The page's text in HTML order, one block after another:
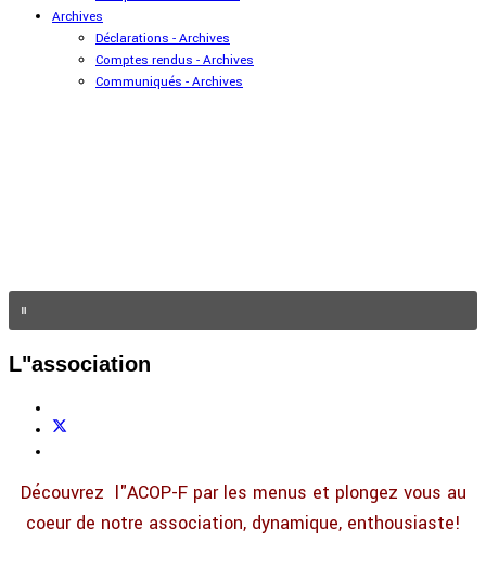
Archives
Déclarations - Archives
Comptes rendus - Archives
Communiqués - Archives
L"association
Découvrez l"ACOP-F par les menus et plongez vous au
coeur de notre association, dynamique, enthousiaste!